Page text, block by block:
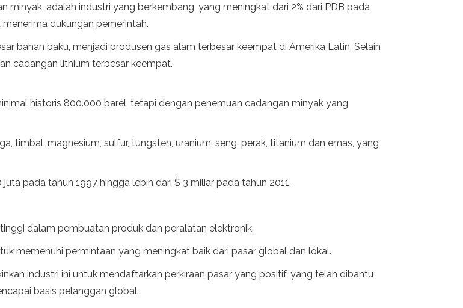
minyak, adalah industri yang berkembang, yang meningkat dari 2% dari PDB pada
dukungan pemerintah.
bahan baku, menjadi produsen gas alam terbesar keempat di Amerika Latin. Selain
cadangan lithium terbesar keempat.
historis 800.000 barel, tetapi dengan penemuan cadangan minyak yang
timbal, magnesium, sulfur, tungsten, uranium, seng, perak, titanium dan emas, yang
pada tahun 1997 hingga lebih dari $ 3 miliar pada tahun 2011.
dalam pembuatan produk dan peralatan elektronik.
memenuhi permintaan yang meningkat baik dari pasar global dan lokal.
industri ini untuk mendaftarkan perkiraan pasar yang positif, yang telah dibantu
basis pelanggan global.